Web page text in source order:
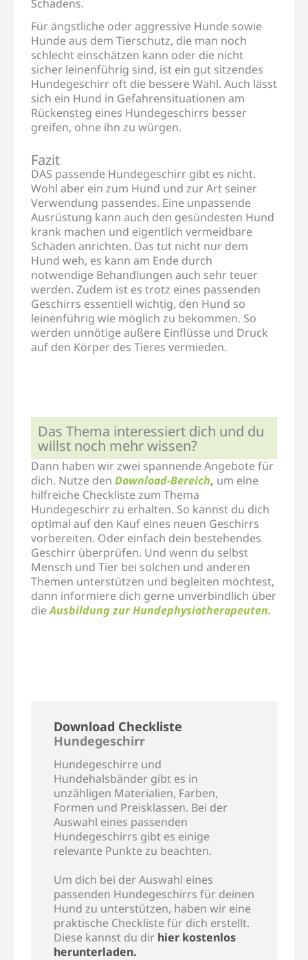
Schadens.
Für ängstliche oder aggressive Hunde sowie
Hunde aus dem Tierschutz, die man noch
schlecht einschätzen kann oder die nicht
sicher leinenführig sind, ist ein gut sitzendes
Hundegeschirr oft die bessere Wahl. Auch lässt
sich ein Hund in Gefahrensituationen am
Rückensteg eines Hundegeschirrs besser
greifen, ohne ihn zu würgen.
Fazit
DAS passende Hundegeschirr gibt es nicht.
Wohl aber ein zum Hund und zur Art seiner
Verwendung passendes. Eine unpassende
Ausrüstung kann auch den gesündesten Hund
krank machen und eigentlich vermeidbare
Schäden anrichten. Das tut nicht nur dem
Hund weh, es kann am Ende durch
notwendige Behandlungen auch sehr teuer
werden. Zudem ist es trotz eines passenden
Geschirrs essentiell wichtig, den Hund so
leinenführig wie möglich zu bekommen. So
werden unnötige außere Einflüsse und Druck
auf den Körper des Tieres vermieden.
Das Thema interessiert dich und du
willst noch mehr wissen?
Dann haben wir zwei spannende Angebote für
dich. Nutze den Download-Bereich, um eine
hilfreiche Checkliste zum Thema
Hundegeschirr zu erhalten. So kannst du dich
optimal auf den Kauf eines neuen Geschirrs
vorbereiten. Oder einfach dein bestehendes
Geschirr überprüfen. Und wenn du selbst
Mensch und Tier bei solchen und anderen
Themen unterstützen und begleiten möchtest,
dann informiere dich gerne unverbindlich über
dieAusbildung zur Hundephysiotherapeuten.
Download Checkliste
Hundegeschirr
Hundegeschirre und
Hundehalsbänder gibt es in
unzähligen Materialien, Farben,
Formen und Preisklassen. Bei der
Auswahl eines passenden
Hundegeschirrs gibt es einige
relevante Punkte zu beachten.
Um dich bei der Auswahl eines
passenden Hundegeschirrs für deinen
Hund zu unterstützen, haben wir eine
praktische Checkliste für dich erstellt.
Diese kannst du dir hier kostenlos
herunterladen.